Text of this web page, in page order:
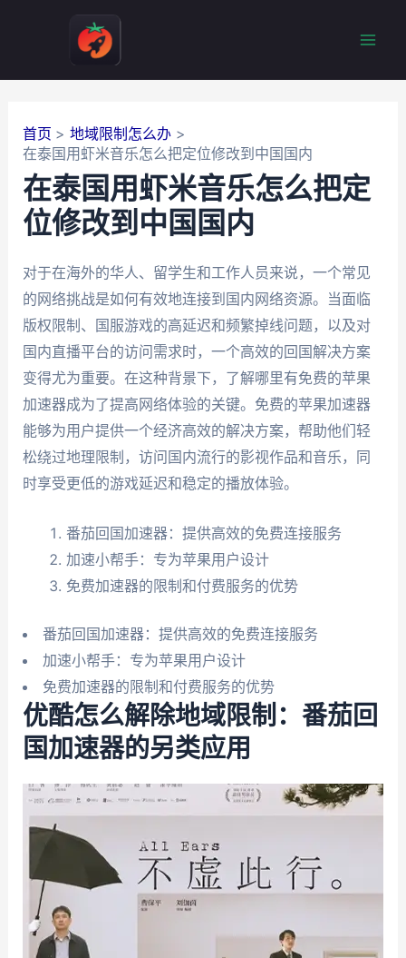
首页
地域限制怎么办
在泰国用虾米音乐怎么把定位修改到中国国内
在泰国用虾米音乐怎么把定
位修改到中国国内
对于在海外的华人、留学生和工作人员来说，一个常见
的网络挑战是如何有效地连接到国内网络资源。当面临
版权限制、国服游戏的高延迟和频繁掉线问题，以及对
国内直播平台的访问需求时，一个高效的回国解决方案
变得尤为重要。在这种背景下，了解哪里有免费的苹果
加速器成为了提高网络体验的关键。免费的苹果加速器
能够为用户提供一个经济高效的解决方案，帮助他们轻
松绕过地理限制，访问国内流行的影视作品和音乐，同
时享受更低的游戏延迟和稳定的播放体验。
番茄回国加速器：提供高效的免费连接服务
加速小帮手：专为苹果用户设计
免费加速器的限制和付费服务的优势
番茄回国加速器：提供高效的免费连接服务
加速小帮手：专为苹果用户设计
免费加速器的限制和付费服务的优势
优酷怎么解除地域限制：番茄回
国加速器的另类应用